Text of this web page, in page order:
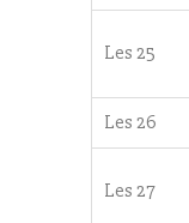
Les 25
Les 26
Les 27